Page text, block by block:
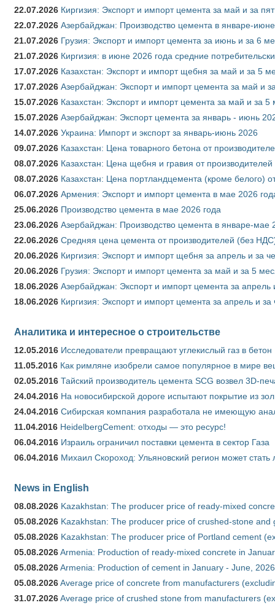
22.07.2026 Киргизия: Экспорт и импорт цемента за май и за
22.07.2026 Азербайджан: Производство цемента в январе-
21.07.2026 Грузия: Экспорт и импорт цемента за июнь и за 6
21.07.2026 Киргизия: в июне 2026 года средние
17.07.2026 Казахстан: Экспорт и импорт щебня за май и за 5
17.07.2026 Азербайджан: Экспорт и импорт цемента за май и
15.07.2026 Казахстан: Экспорт и импорт цемента за май и за
15.07.2026 Азербайджан: Экспорт цемента за январь - июнь
14.07.2026 Украина: Импорт и экспорт за январь-июнь 2026
09.07.2026 Казахстан: Цена товарного бетона от
08.07.2026 Казахстан: Цена щебня и гравия от
08.07.2026 Казахстан: Цена портландцемента (кроме белого)
06.07.2026 Армения: Экспорт и импорт цемента в мае 2026
25.06.2026 Производство цемента в мае 2026 года
23.06.2026 Азербайджан: Производство цемента в январе-мае
22.06.2026 Средняя цена цемента от производителей (без
20.06.2026 Киргизия: Экспорт и импорт щебня за апрель и за
20.06.2026 Грузия: Экспорт и импорт цемента за май и за 5
18.06.2026 Азербайджан: Экспорт и импорт цемента за
18.06.2026 Киргизия: Экспорт и импорт цемента за апрель и
Аналитика и интересное о строительстве
12.05.2016 Исследователи превращают углекислый газ в бетон
11.05.2016 Как римляне изобрели самое популярное в мире
02.05.2016 Тайский производитель цемента SCG возвел 3D-
24.04.2016 На новосибирской дороге испытают покрытие из
24.04.2016 Сибирская компания разработала не имеющую
11.04.2016 HeidelbergCement: отходы — это ресурс!
06.04.2016 Израиль ограничил поставки цемента в сектор Газа
06.04.2016 Михаил Скороход: Ульяновский регион может
News in English
08.08.2026 Kazakhstan: The producer price of ready-mixed
05.08.2026 Kazakhstan: The producer price of crushed-stone and
05.08.2026 Kazakhstan: The producer price of Portland cement
05.08.2026Armenia: Production of ready-mixed concrete in
05.08.2026Armenia: Production of cement in January - June, 2026
05.08.2026Average price of concrete from manufacturers
31.07.2026Average price of crushed stone from manufacturers